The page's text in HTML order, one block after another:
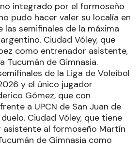
integrado por el formoseño
pudo hacer valer su localía en
las semifinales de la máxima
Ciudad Vóley, que
como entrenador asistente,
Tucumán de Gimnasia.
de la Liga de Voleibol
y el único jugador
Gómez, que con
a UPCN de San Juan de
Ciudad Vóley, que tiene
al formoseño Martín
de Gimnasia como